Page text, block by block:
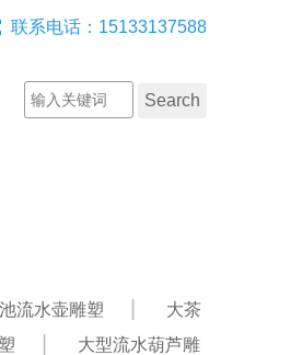
联系电话：15133137588
流水壶雕塑
大茶
大型流水葫芦雕